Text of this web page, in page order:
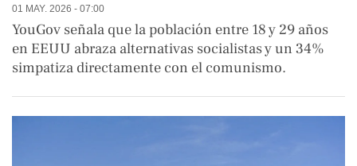
01 MAY. 2026 - 07:00
YouGov señala que la población entre 18 y 29 años
en EEUU abraza alternativas socialistas y un 34%
simpatiza directamente con el comunismo.